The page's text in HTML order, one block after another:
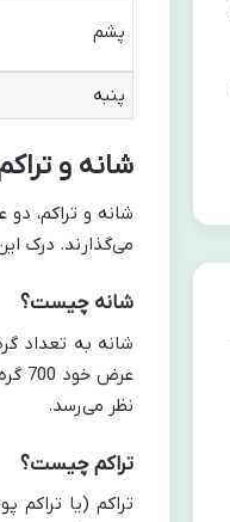
پشم
پنبه
شانه و
شانه و تراکم،
می‌گذارند. درک
شانه چیست؟
نظر می‌رسد.
تراکم چیست؟
تراکم (یا تراکم